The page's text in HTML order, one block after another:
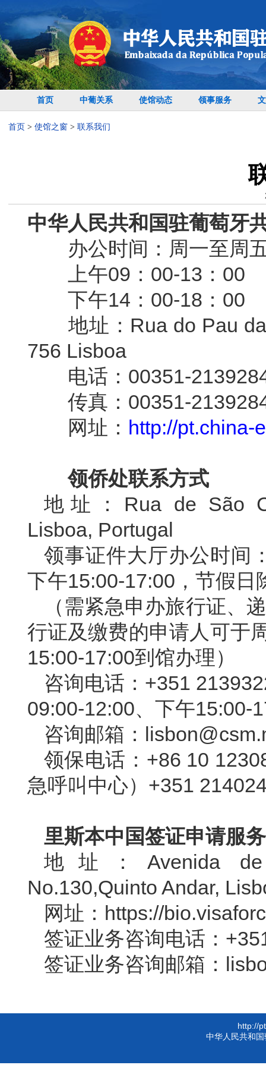
首页 中葡关系 使馆动态 领事服务
首页 > 使馆之窗> 联系我们
中华人民共和国驻葡萄牙
办公时间：周一至周五
上午09：00-13：00
下午14：00-18：00
地址：Rua do Pau da
756 Lisboa
电话：00351-
传真：00351-
网址： http://pt.china-
领侨处联系方式
地址：Rua de São
Lisboa, Portugal
领事证件大厅办公时间
下午15:00-17:00，节假日
（需紧急申办旅行证、
行证及缴费的申请人可于
15:00-17:00到馆办理 ）
咨询电话：+351
09:00-12:00、下午15:00-
咨询邮箱：
领保电话： +86 10
急呼叫中心） +351
里斯本中国签证申请服
地址：Avenida de
No.130,Quinto Andar,
网址：https://
签证业务咨询电话：
签证业务咨询邮箱：
http://
中华人民共和